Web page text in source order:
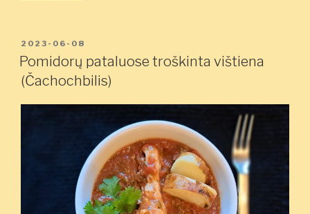
PASKELBTA
2023-06-08
Pomidorų pataluose troškinta vištiena
(Čachochbilis)